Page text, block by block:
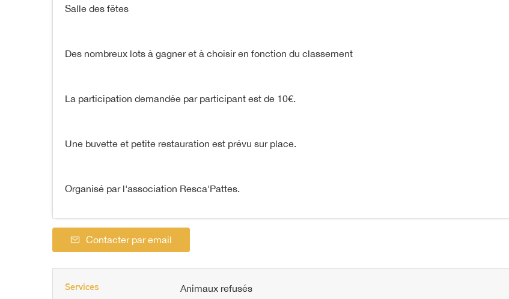
Salle des fêtes
Des nombreux lots à gagner et à choisir en fonction du classement
La participation demandée par participant est de 10€.
Une buvette et petite restauration est prévu sur place.
Organisé par l'association Resca'Pattes.
Contacter par email
Services Animaux refusés